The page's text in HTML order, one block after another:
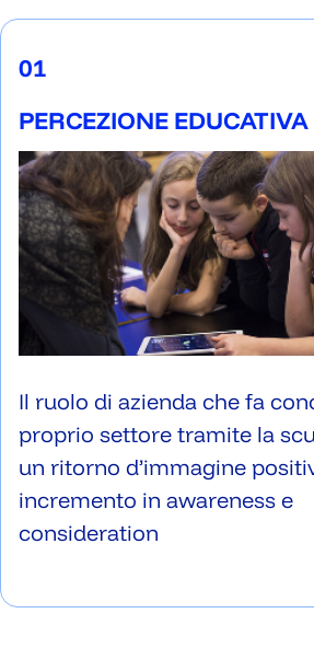
01
PERCEZIONE
Il ruolo di azienda che fa
proprio settore tramite la
un ritorno d’immagine
incremento in awareness e
consideration